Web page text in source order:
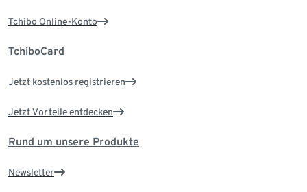
Tchibo Online-Konto
TchiboCard
Jetzt kostenlos registrieren
Jetzt Vorteile entdecken
Rund um unsere Produkte
Newsletter